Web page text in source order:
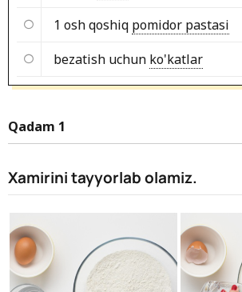
1 osh qoshiq pomidor pastasi
bezatish uchun ko'katlar
Qadam 1
Xamirini tayyorlab olamiz.